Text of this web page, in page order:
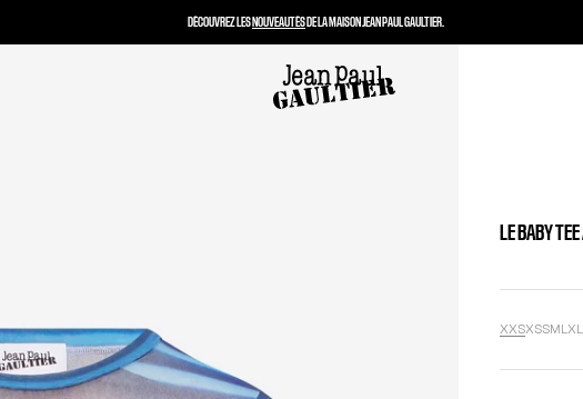
LE BABY
XXSXSSMLXL
DÉCOUVREZ LESNOUVEAUTÉSDE LA MAISON JEAN PAUL GAULTIER.